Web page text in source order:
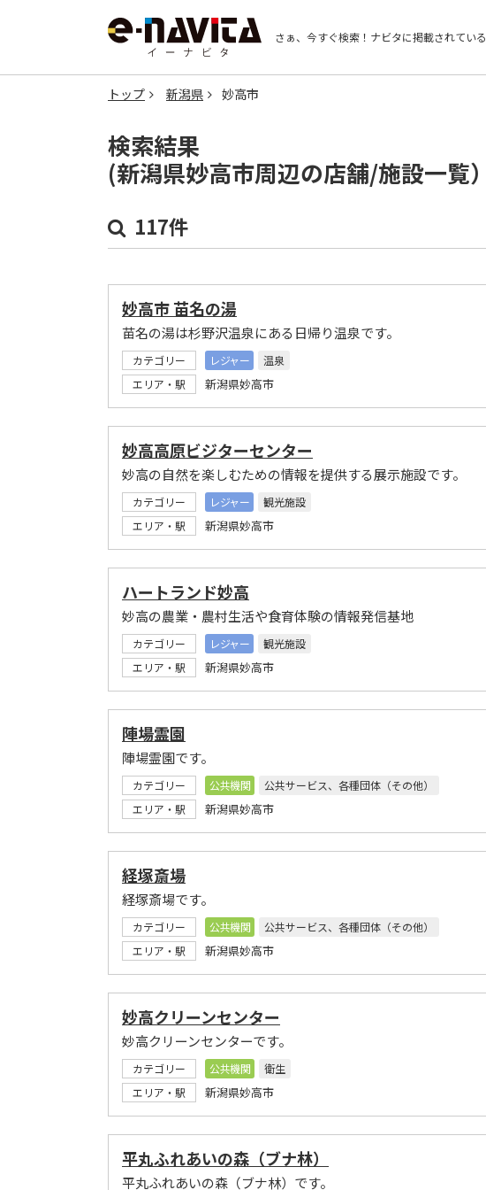
さぁ、今すぐ検索！ ナビタに掲載されている
トップ 新潟県 妙高市
検索結果
(新潟県妙高市周辺の店舗/施設一覧）
117件
妙高市 苗名の湯
苗名の湯は杉野沢温泉にある日帰り温泉です。
カテゴリー レジャー
温泉
エリア・駅
新潟県妙高市
妙高高原ビジターセンター
妙高の自然を楽しむための情報を提供する展示施設です。
カテゴリー レジャー
観光施設
エリア・駅
新潟県妙高市
ハートランド妙高
妙高の農業・農村生活や食育体験の情報発信基地
カテゴリー レジャー
観光施設
エリア・駅
新潟県妙高市
陣場霊園
陣場霊園です。
カテゴリー 公共機関
公共サービス、各種団体（その他）
エリア・駅
新潟県妙高市
経塚斎場
経塚斎場です。
カテゴリー 公共機関
公共サービス、各種団体（その他）
エリア・駅
新潟県妙高市
妙高クリーンセンター
妙高クリーンセンターです。
カテゴリー 公共機関
衛生
エリア・駅
新潟県妙高市
平丸ふれあいの森（ブナ林）
平丸ふれあいの森（ブナ林）です。